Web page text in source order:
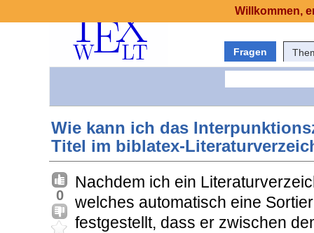
Fragen
Wie kann ich das
Titel im biblatex-
0
Nachdem ich ein
welches automatisch eine
festgestellt, dass er zwischen
Willkommen,